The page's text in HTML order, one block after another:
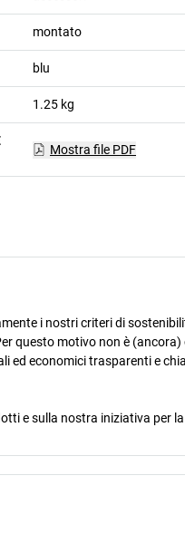
montato
blu
1.25 kg
Mostra file PDF
i nostri criteri di
questo motivo non è
ed economici trasparenti e
e sulla nostra iniziativa per